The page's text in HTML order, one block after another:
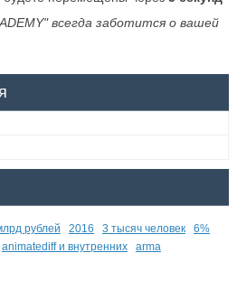
всегда заботится о вашей
рублей 2016 3 тысяч человек
6%
animatediff и внутренних arma